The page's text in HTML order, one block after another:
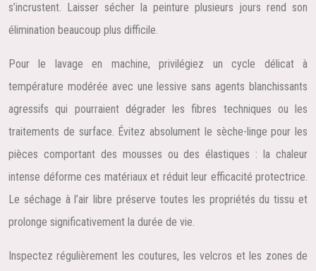
s’incrustent. Laisser sécher la peinture plusieurs jours rend son
élimination beaucoup plus difficile.
Pour le lavage en machine, privilégiez un cycle délicat à
température modérée avec une lessive sans agents blanchissants
agressifs qui pourraient dégrader les fibres techniques ou les
traitements de surface. Évitez absolument le sèche-linge pour les
pièces comportant des mousses ou des élastiques : la chaleur
intense déforme ces matériaux et réduit leur efficacité protectrice.
Le séchage à l’air libre préserve toutes les propriétés du tissu et
prolonge significativement la durée de vie.
Inspectez régulièrement les coutures, les velcros et les zones de